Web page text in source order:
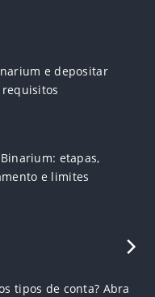
e depositar
etapas,
e limites
tipos de conta? Abra